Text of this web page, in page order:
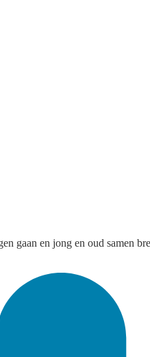
gaan en jong en oud samen